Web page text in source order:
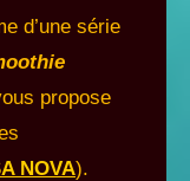
d’une série
propose
NOVA).